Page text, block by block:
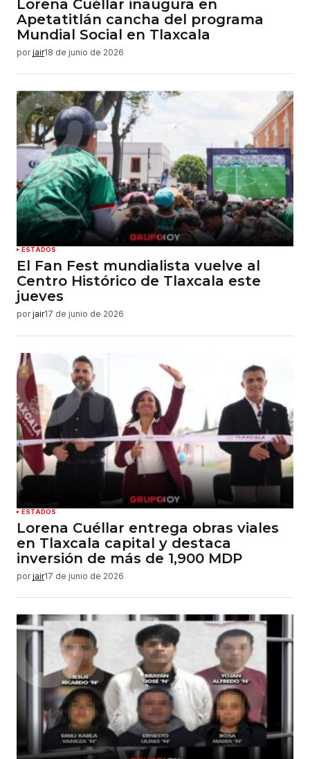
Lorena Cuéllar inaugura en
Apetatitlán cancha del programa
Mundial Social en Tlaxcala
por jair18 de junio de 2026
ESTADOS
El Fan Fest mundialista vuelve al
Centro Histórico de Tlaxcala este
jueves
por jair17 de junio de 2026
ESTADOS
Lorena Cuéllar entrega obras viales
en Tlaxcala capital y destaca
inversión de más de 1,900 MDP
por jair17 de junio de 2026